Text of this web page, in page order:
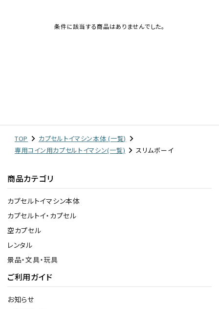
よくあるご質問
ご利用ガイド
06-6282-7659
条件に該当する商品はありませんでした。
TOP
カプセルトイマシン本体 (一覧)
専用コイン用カプセルトイマシン(一覧)
スリムボーイ
商品カテゴリ
カプセルトイマシン本体
カプセルトイ・カプセル
空カプセル
レンタル
景品・文具・玩具
ご利用ガイド
お知らせ